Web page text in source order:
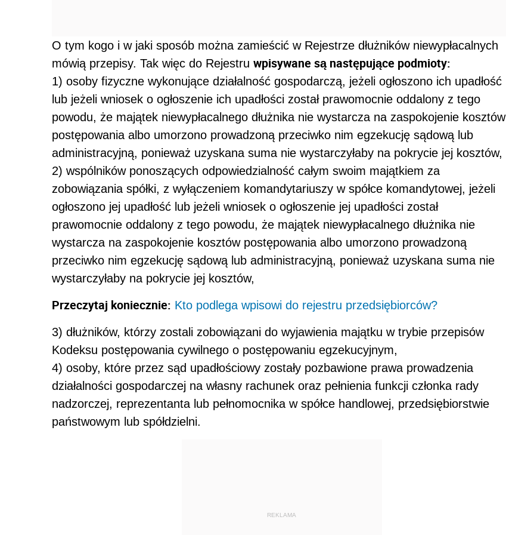
O tym kogo i w jaki sposób można zamieścić w Rejestrze dłużników niewypłacalnych
mówią przepisy. Tak więc do Rejestru wpisywane są następujące podmioty:
1) osoby fizyczne wykonujące działalność gospodarczą, jeżeli ogłoszono ich upadłość
lub jeżeli wniosek o ogłoszenie ich upadłości został prawomocnie oddalony z tego
powodu, że majątek niewypłacalnego dłużnika nie wystarcza na zaspokojenie kosztów
postępowania albo umorzono prowadzoną przeciwko nim egzekucję sądową lub
administracyjną, ponieważ uzyskana suma nie wystarczyłaby na pokrycie jej kosztów,
2) wspólników ponoszących odpowiedzialność całym swoim majątkiem za
zobowiązania spółki, z wyłączeniem komandytariuszy w spółce komandytowej, jeżeli
ogłoszono jej upadłość lub jeżeli wniosek o ogłoszenie jej upadłości został
prawomocnie oddalony z tego powodu, że majątek niewypłacalnego dłużnika nie
wystarcza na zaspokojenie kosztów postępowania albo umorzono prowadzoną
przeciwko nim egzekucję sądową lub administracyjną, ponieważ uzyskana suma nie
wystarczyłaby na pokrycie jej kosztów,
Przeczytaj koniecznie: Kto podlega wpisowi do rejestru przedsiębiorców?
3) dłużników, którzy zostali zobowiązani do wyjawienia majątku w trybie przepisów
Kodeksu postępowania cywilnego o postępowaniu egzekucyjnym,
4) osoby, które przez sąd upadłościowy zostały pozbawione prawa prowadzenia
działalności gospodarczej na własny rachunek oraz pełnienia funkcji członka rady
nadzorczej, reprezentanta lub pełnomocnika w spółce handlowej, przedsiębiorstwie
państwowym lub spółdzielni.
REKLAMA